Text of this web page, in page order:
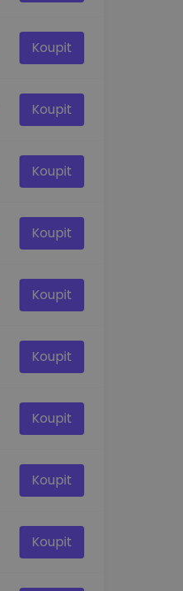
Koupit
Koupit
Koupit
Koupit
Koupit
Koupit
Koupit
Koupit
Koupit